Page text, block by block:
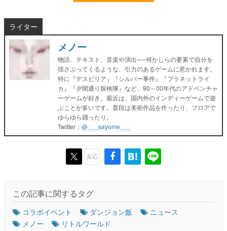
ライター
メノー
物語、テキスト、音楽や演出──何かしらの要素で自分を
揺さぶってくるような、引力のあるゲームに惹かれます。
特に『デスピリア』『シルバー事件』『プラネットライ
カ』『夕闇通り探検隊』など、90～00年代のアドベンチャ
ーゲームが好き。最近は、国内外のインディーゲームで遊
ぶことが多いです。普段は美術作品を作ったり、フロアで
ゆらゆら踊ったり。
Twitter： @___sayome___
反応
この記事に関するタグ
コラボイベント ダンジョン飯
ニュース
メノー
リトルワールド